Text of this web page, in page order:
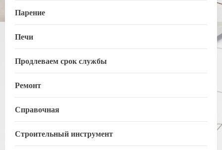
Парение
Печи
Продлеваем срок службы
Ремонт
Справочная
Строительный инструмент